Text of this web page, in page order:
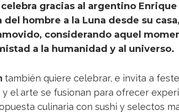
gracias al argentino
hombre a la Luna desde su
considerando aquel
a la humanidad y al universo.
también quiere celebrar, e invita a
el arte se fusionan para ofrecer
culinaria con sushi y selectos